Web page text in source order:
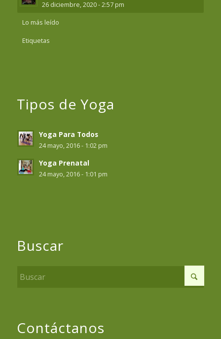
26 diciembre, 2020 - 2:57 pm
Lo más leído
Etiquetas
Tipos de Yoga
Yoga Para Todos
24 mayo, 2016 - 1:02 pm
Yoga Prenatal
24 mayo, 2016 - 1:01 pm
Buscar
Contáctanos